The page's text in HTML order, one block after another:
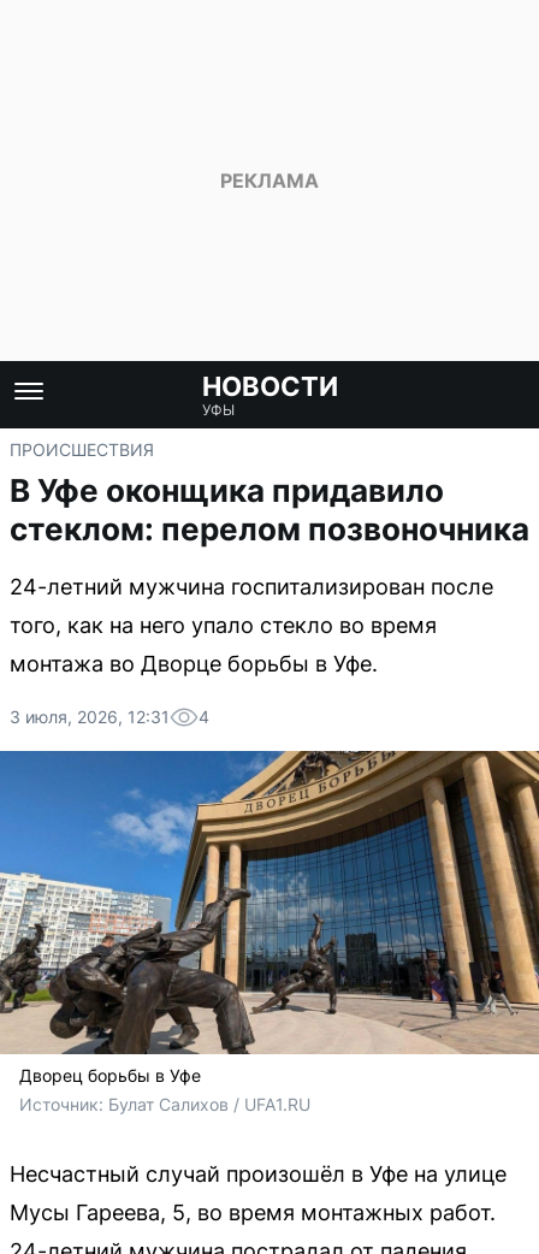
НОВОСТИ
УФЫ
ПРОИСШЕСТВИЯ
В Уфе оконщика придавило
стеклом: перелом позвоночника
24-летний мужчина госпитализирован после
того, как на него упало стекло во время
монтажа во Дворце борьбы в Уфе.
3 июля, 2026, 12:31 4
Дворец борьбы в Уфе
Источник: Булат Салихов / UFA1.RU
Несчастный случай произошёл в Уфе на улице
Мусы Гареева, 5, во время монтажных работ.